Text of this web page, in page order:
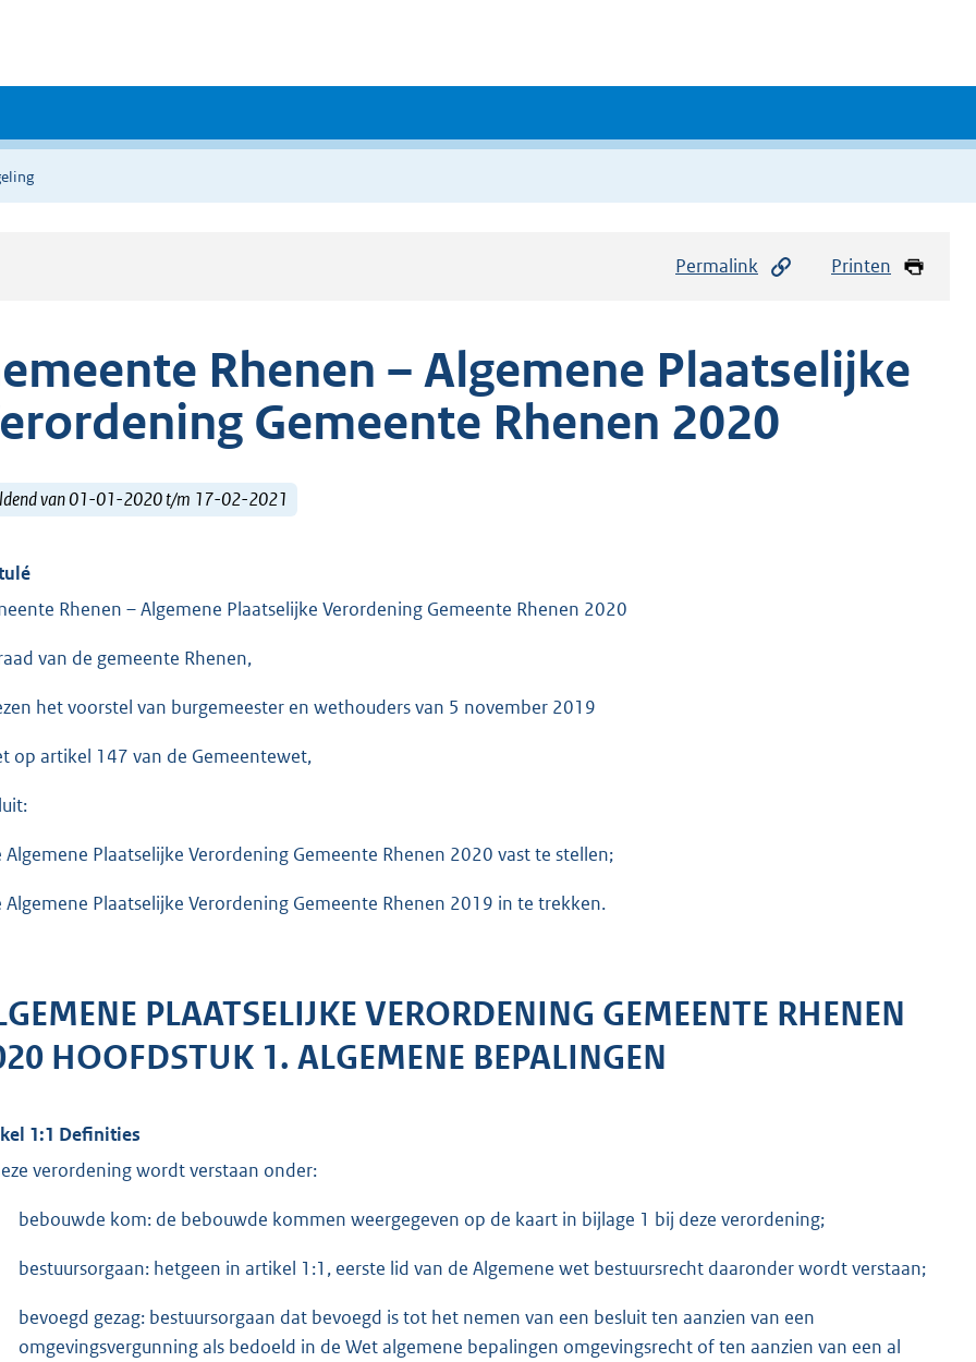
Permalink Printen
Rhenen – Algemene Plaatselijke
Gemeente Rhenen 2020
van 01-01-2020 t/m 17-02-2021
Rhenen – Algemene Plaatselijke Verordening Gemeente Rhenen 2020
van de gemeente Rhenen,
het voorstel van burgemeester en wethouders van 5 november 2019
op artikel 147 van de Gemeentewet,
Algemene Plaatselijke Verordening Gemeente Rhenen 2020 vast te stellen;
Algemene Plaatselijke Verordening Gemeente Rhenen 2019 in te trekken.
PLAATSELIJKE VERORDENING GEMEENTE RHENEN
HOOFDSTUK 1. ALGEMENE BEPALINGEN
1:1 Definities
verordening wordt verstaan onder:
bebouwde kom: de bebouwde kommen weergegeven op de kaart in bijlage 1 bij deze verordening;
bestuursorgaan: hetgeen in artikel 1:1, eerste lid van de Algemene wet bestuursrecht daaronder wordt verstaan;
bevoegd gezag: bestuursorgaan dat bevoegd is tot het nemen van een besluit ten aanzien van een
omgevingsvergunning als bedoeld in de Wet algemene bepalingen omgevingsrecht of ten aanzien van een al